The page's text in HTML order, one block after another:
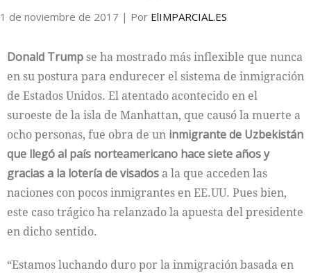
1 de noviembre de 2017 | Por ElIMPARCIAL.ES
Donald Trumpse ha mostrado más inflexible que nunca
en su postura para endurecer el sistema de inmigración
de Estados Unidos. El atentado acontecido en el
suroeste de la isla de Manhattan, que causó la muerte a
ocho personas, fue obra de un inmigrante de Uzbekistán
que llegó al país norteamericano hace siete años y
gracias a la lotería de visados a la que acceden las
naciones con pocos inmigrantes en EE.UU. Pues bien,
este caso trágico ha relanzado la apuesta del presidente
en dicho sentido.
“Estamos luchando duro por la inmigración basada en